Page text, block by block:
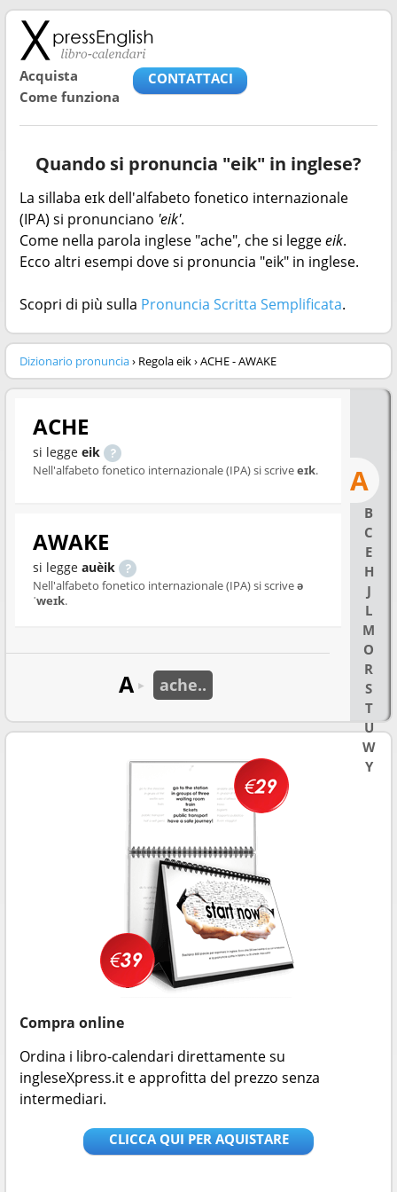
Acquista
Come funziona
CONTATTACI
Quando si pronuncia "eik" in inglese?
La sillaba eɪk dell'alfabeto fonetico internazionale
(IPA) si pronunciano 'eik'.
Come nella parola inglese "ache", che si leggeeik.
Ecco altri esempi dove si pronuncia "eik" in inglese.
Scopri di più sulla Pronuncia Scritta Semplificata.
Dizionario pronuncia› Regola eik › ACHE - AWAKE
A
B
C
E
H
J
L
M
O
R
S
T
U
W
Y
ACHE
si legge eik
Nell'alfabeto fonetico internazionale (IPA) si scriveeɪk.
AWAKE
si legge auèik
Nell'alfabeto fonetico internazionale (IPA) si scriveə
ˈweɪk.
A ► ache..
Compra online
Ordina i libro-calendari direttamente su
ingleseXpress.it e approfitta del prezzo senza
intermediari.
CLICCA QUI PER AQUISTARE